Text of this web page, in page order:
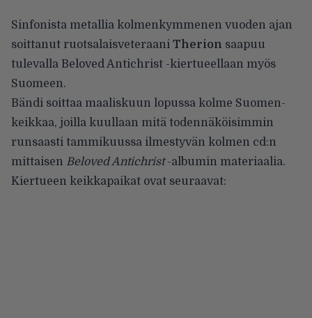
Sinfonista metallia kolmenkymmenen vuoden ajan
soittanut ruotsalaisveteraani Therion saapuu
tulevalla Beloved Antichrist -kiertueellaan myös
Suomeen.
Bändi soittaa maaliskuun lopussa kolme Suomen-
keikkaa, joilla kuullaan mitä todennäköisimmin
runsaasti tammikuussa ilmestyvän kolmen cd:n
mittaisen Beloved Antichrist-albumin materiaalia.
Kiertueen keikkapaikat ovat seuraavat: